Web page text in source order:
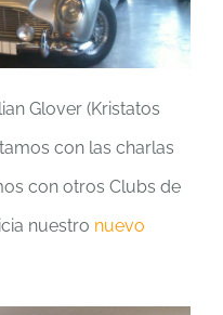
Glover (Kristatos
con las charlas
con otros Clubs de
nuestro nuevo